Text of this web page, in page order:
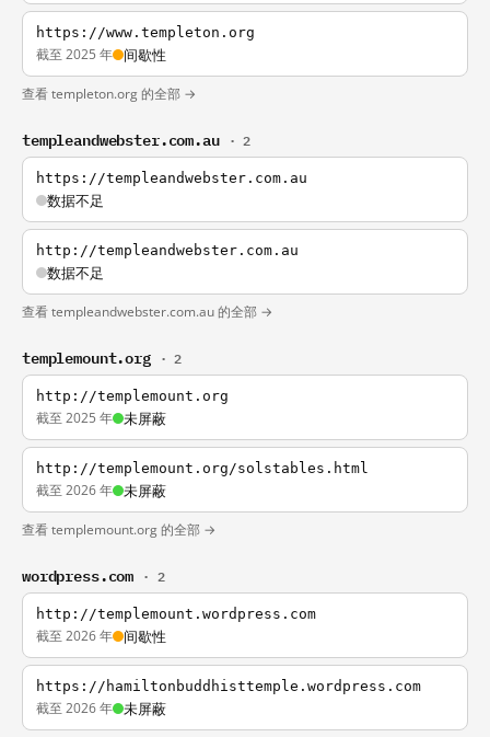
https://www.templeton.org
截至 2025 年 间歇性
查看 templeton.org 的全部 →
templeandwebster.com.au · 2
https://templeandwebster.com.au
数据不足
http://templeandwebster.com.au
数据不足
查看 templeandwebster.com.au 的全部 →
templemount.org · 2
http://templemount.org
截至 2025 年 未屏蔽
http://templemount.org/solstables.html
截至 2026 年 未屏蔽
查看 templemount.org 的全部 →
wordpress.com · 2
http://templemount.wordpress.com
截至 2026 年 间歇性
https://hamiltonbuddhisttemple.wordpress.com
截至 2026 年 未屏蔽